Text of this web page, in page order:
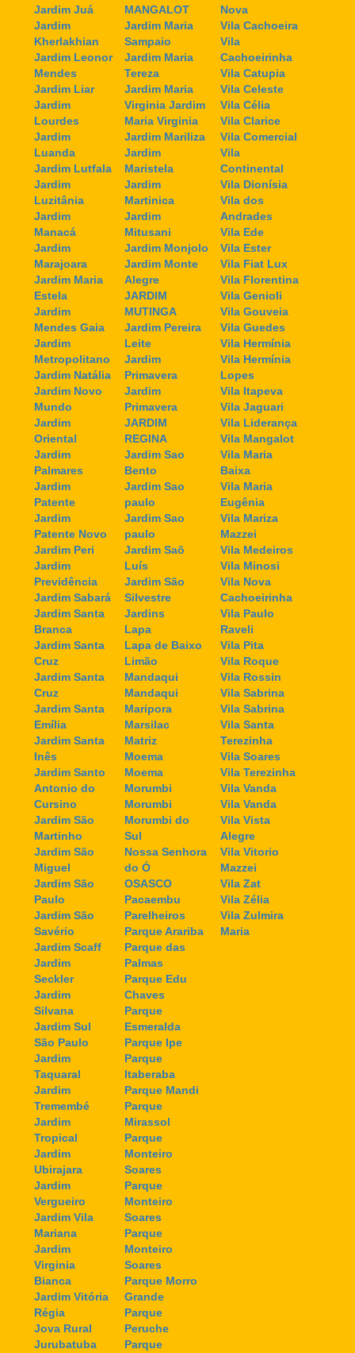
Jardim Juá
Jardim
Kherlakhian
Jardim Leonor
Mendes
Jardim Liar
Jardim
Lourdes
Jardim
Luanda
Jardim Lutfala
Jardim
Luzitânia
Jardim
Manacá
Jardim
Marajoara
Jardim Maria
Estela
Jardim
Mendes Gaia
Jardim
Metropolitano
Jardim Natália
Jardim Novo
Mundo
Jardim
Oriental
Jardim
Palmares
Jardim
Patente
Jardim
Patente Novo
Jardim Peri
Jardim
Previdência
Jardim Sabará
Jardim Santa
Branca
Jardim Santa
Cruz
Jardim Santa
Cruz
Jardim Santa
Emília
Jardim Santa
Inês
Jardim Santo
Antonio do
Cursino
Jardim São
Martinho
Jardim São
Miguel
Jardim São
Paulo
Jardim São
Savério
Jardim Scaff
Jardim
Seckler
Jardim
Silvana
Jardim Sul
São Paulo
Jardim
Taquaral
Jardim
Tremembé
Jardim
Tropical
Jardim
Ubirajara
Jardim
Vergueiro
Jardim Vila
Mariana
Jardim
Virginia
Bianca
Jardim Vitória
Régia
Jova Rural
Jurubatuba
MANGALOT
Jardim Maria
Sampaio
Jardim Maria
Tereza
Jardim Maria
Virginia Jardim
Maria Virginia
Jardim Mariliza
Jardim
Maristela
Jardim
Martinica
Jardim
Mitusani
Jardim Monjolo
Jardim Monte
Alegre
JARDIM
MUTINGA
Jardim Pereira
Leite
Jardim
Primavera
Jardim
Primavera
JARDIM
REGINA
Jardim Sao
Bento
Jardim Sao
paulo
Jardim Sao
paulo
Jardim Saõ
Luís
Jardim São
Silvestre
Jardins
Lapa
Lapa de Baixo
Limão
Mandaqui
Mandaqui
Maripora
Marsilac
Matriz
Moema
Moema
Morumbi
Morumbi
Morumbi do
Sul
Nossa Senhora
do Ó
OSASCO
Pacaembu
Parelheiros
Parque Arariba
Parque das
Palmas
Parque Edu
Chaves
Parque
Esmeralda
Parque Ipe
Parque
Itaberaba
Parque Mandi
Parque
Mirassol
Parque
Monteiro
Soares
Parque
Monteiro
Soares
Parque
Monteiro
Soares
Parque Morro
Grande
Parque
Peruche
Parque
Nova
Vila Cachoeira
Vila
Cachoeirinha
Vila Catupia
Vila Celeste
Vila Célia
Vila Clarice
Vila Comercial
Vila
Continental
Vila Dionísia
Vila dos
Andrades
Vila Ede
Vila Ester
Vila Fiat Lux
Vila Florentina
Vila Genioli
Vila Gouveia
Vila Guedes
Vila Hermínia
Vila Hermínia
Lopes
Vila Itapeva
Vila Jaguari
Vila Liderança
Vila Mangalot
Vila Maria
Baixa
Vila Maria
Eugênia
Vila Mariza
Mazzei
Vila Medeiros
Vila Minosi
Vila Nova
Cachoeirinha
Vila Paulo
Raveli
Vila Pita
Vila Roque
Vila Rossin
Vila Sabrina
Vila Sabrina
Vila Santa
Terezinha
Vila Soares
Vila Terezinha
Vila Vanda
Vila Vanda
Vila Vista
Alegre
Vila Vitorio
Mazzei
Vila Zat
Vila Zélia
Vila Zulmira
Maria